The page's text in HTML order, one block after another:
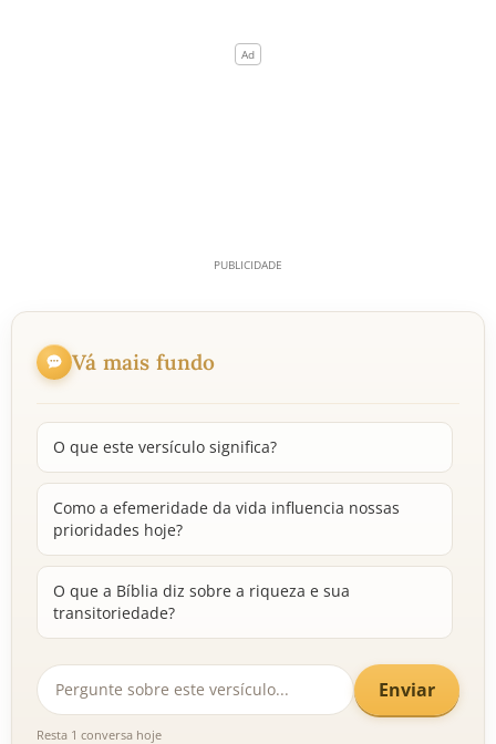
Vá mais fundo
O que este versículo significa?
Como a efemeridade da vida influencia nossas
prioridades hoje?
O que a Bíblia diz sobre a riqueza e sua
transitoriedade?
Enviar
Resta 1 conversa hoje